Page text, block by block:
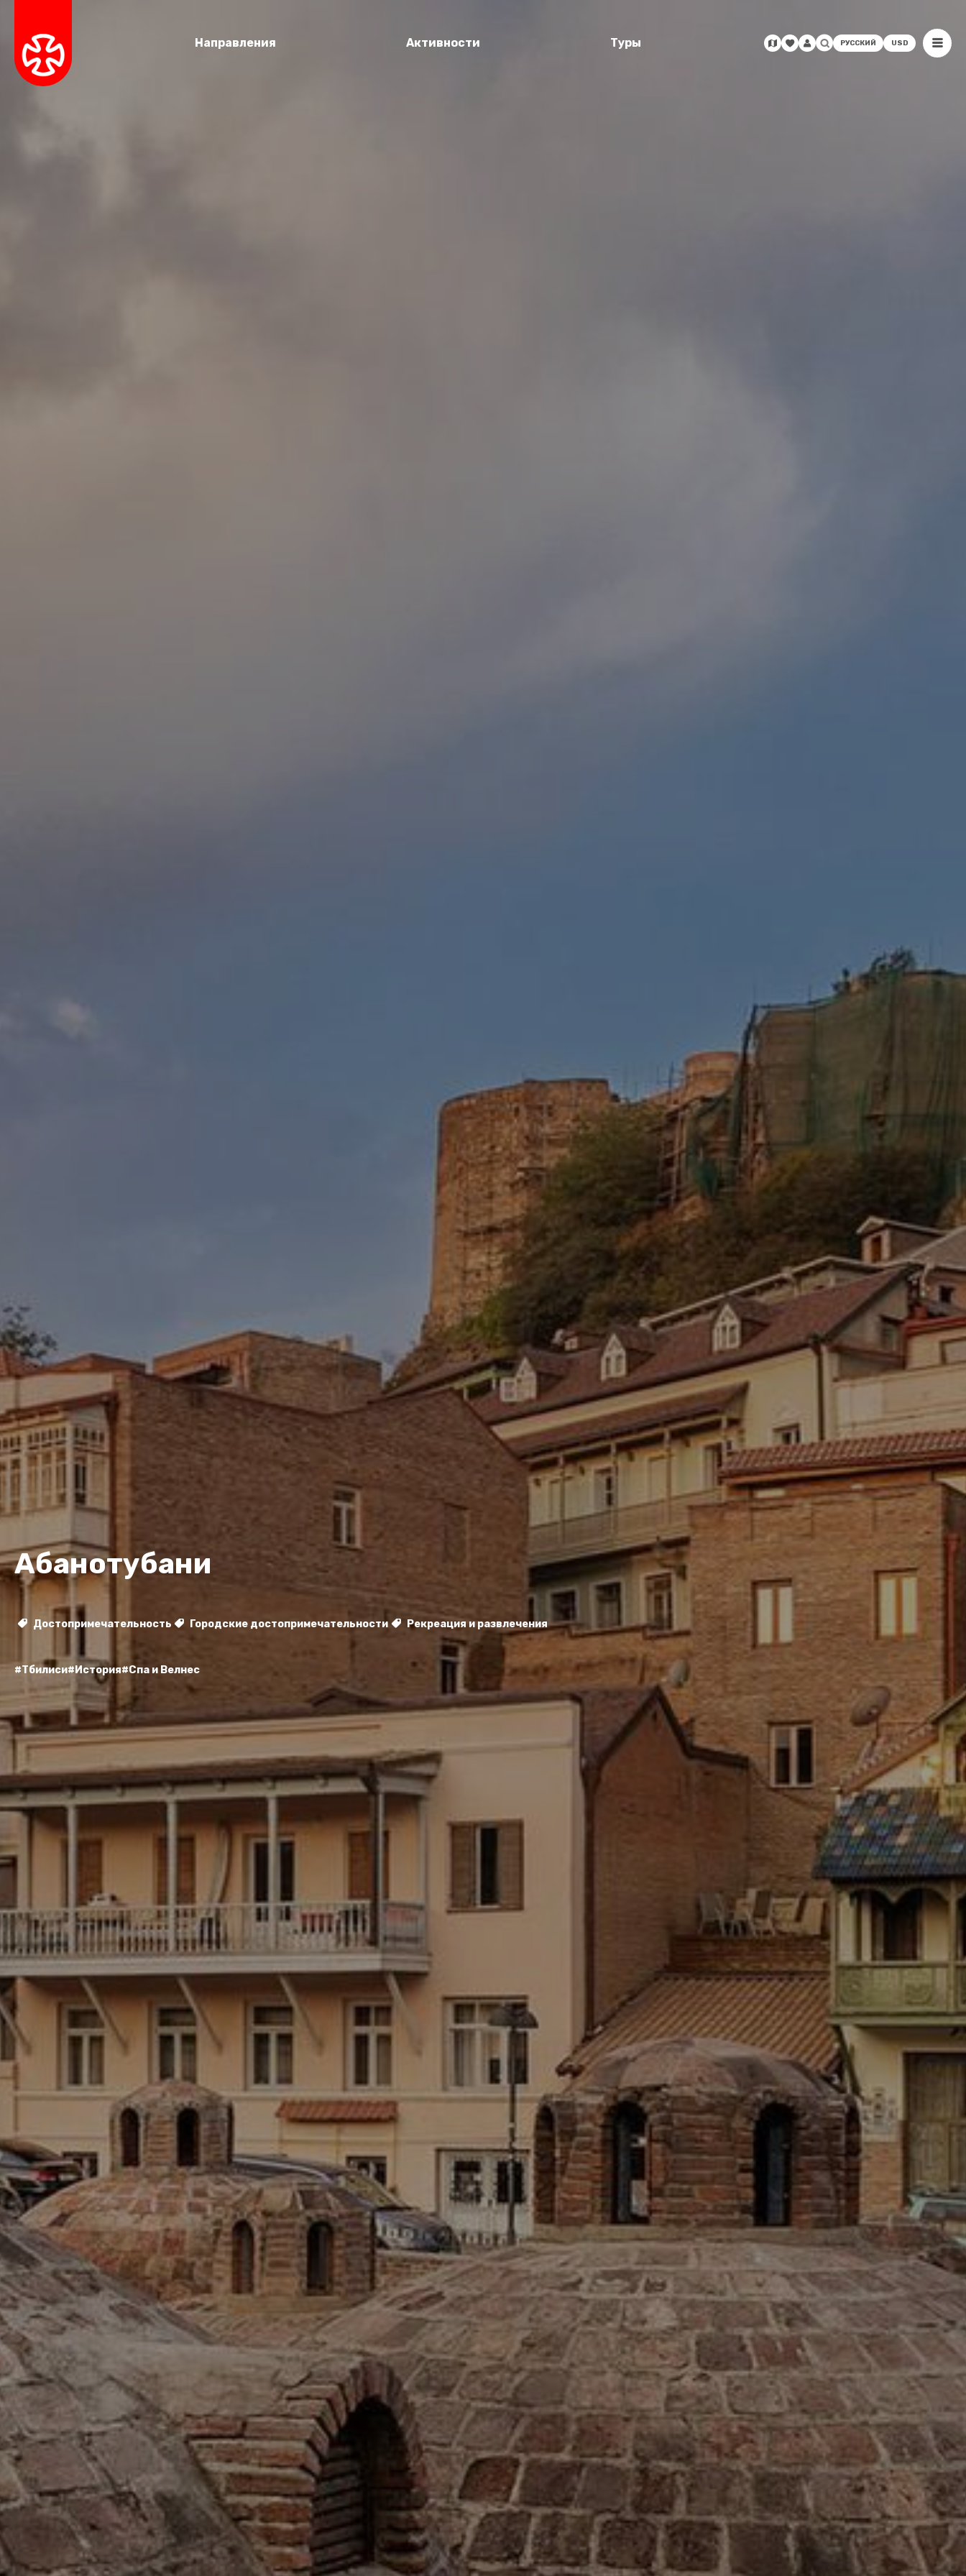
Направления Активности Туры РУССКИЙ USD
Абанотубани
Достопримечательность Городские достопримечательности Рекреация и развлечения
#Тбилиси#История#Спа и Велнес